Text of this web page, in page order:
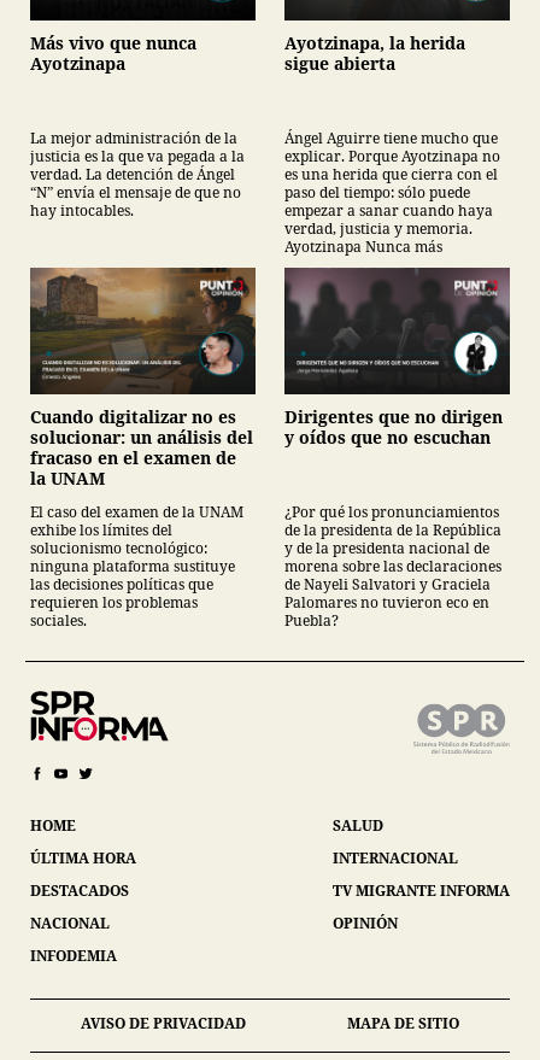
Más vivo que nunca
Ayotzinapa
La mejor administración de la
justicia es la que va pegada a la
verdad. La detención de Ángel
“N” envía el mensaje de que no
hay intocables.
Ayotzinapa, la herida
sigue abierta
Ángel Aguirre tiene mucho que
explicar. Porque Ayotzinapa no
es una herida que cierra con el
paso del tiempo: sólo puede
empezar a sanar cuando haya
verdad, justicia y memoria.
Ayotzinapa Nunca más
Cuando digitalizar no es
solucionar: un análisis del
fracaso en el examen de
la UNAM
El caso del examen de la UNAM
exhibe los límites del
solucionismo tecnológico:
ninguna plataforma sustituye
las decisiones políticas que
requieren los problemas
sociales.
Dirigentes que no dirigen
y oídos que no escuchan
¿Por qué los pronunciamientos
de la presidenta de la República
y de la presidenta nacional de
morena sobre las declaraciones
de Nayeli Salvatori y Graciela
Palomares no tuvieron eco en
Puebla?
HOME
ÚLTIMA HORA
DESTACADOS
NACIONAL
INFODEMIA
SALUD
INTERNACIONAL
TV MIGRANTE INFORMA
OPINIÓN
AVISO DE PRIVACIDAD MAPA DE SITIO